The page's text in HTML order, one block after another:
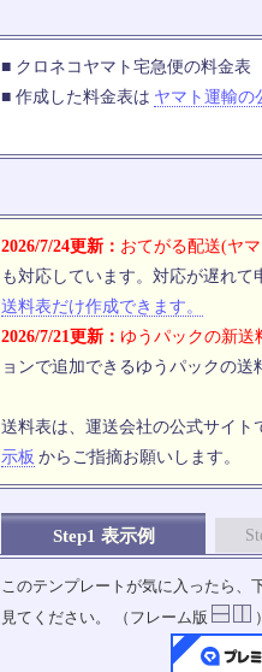
■ クロネコヤマト宅急便の料金表
■ 作成した料金表は ヤマト運輸の
2026/7/24更新： おてがる配送(ヤ
も対応しています。対応が遅れ
送料表だけ作成できます。
2026/7/21更新： ゆうパックの新送
ョンで追加できるゆうパックの送
送料表は、運送会社の公式サイ
示板 からご指摘お願いします。
Step1 表示例
このテンプレートが気に入ったら、
見てください。 （フレーム版
）